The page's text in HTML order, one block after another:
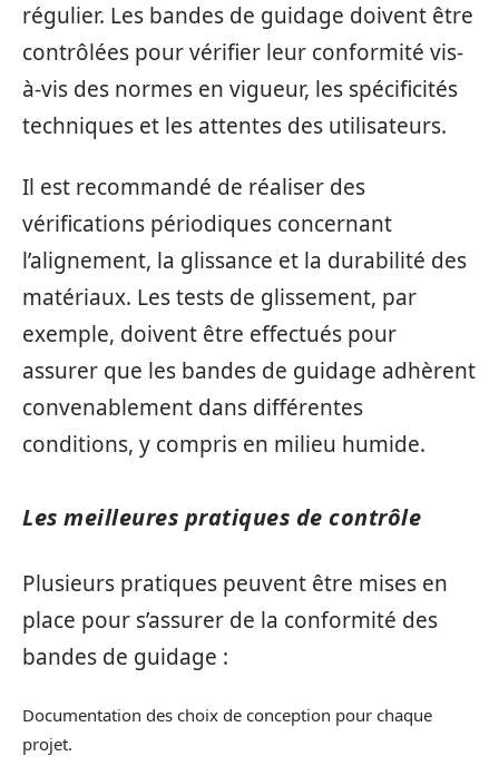
régulier. Les bandes de guidage doivent être
contrôlées pour vérifier leur conformité vis-
à-vis des normes en vigueur, les spécificités
techniques et les attentes des utilisateurs.
Il est recommandé de réaliser des
vérifications périodiques concernant
l’alignement, la glissance et la durabilité des
matériaux. Les tests de glissement, par
exemple, doivent être effectués pour
assurer que les bandes de guidage adhèrent
convenablement dans différentes
conditions, y compris en milieu humide.
Les meilleures pratiques de contrôle
Plusieurs pratiques peuvent être mises en
place pour s’assurer de la conformité des
bandes de guidage :
Documentation des choix de conception pour chaque
projet.